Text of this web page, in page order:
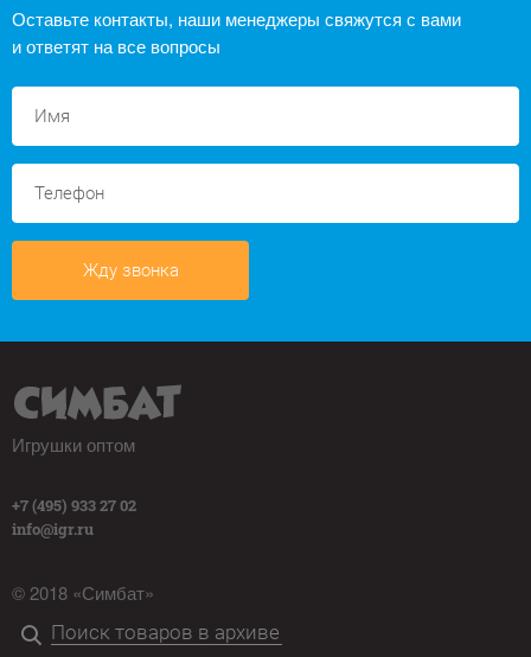
Оставьте контакты, наши менеджеры свяжутся с вами
и ответят на все вопросы
Жду звонка
Игрушки оптом
+7 (495) 933 27 02
info@igr.ru
© 2018 «Симбат»